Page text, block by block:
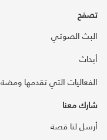
تصفح
البث الصوتي
أبحاث
الفعاليات التي تقدمها ومضة
شارك معنا
أرسل لنا قصة